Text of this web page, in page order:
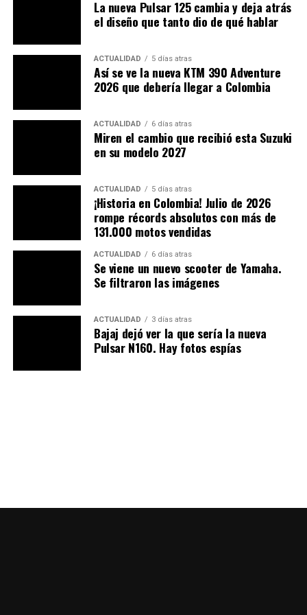
la plataforma del RUNT, se estaría exigiendo el SOAT
económica!
El SOAT es un seguro que se puede adquirir en línea,
pero cuando ya se tiene una matrícula asignada en el
RUNT. Lo que está sucediendo es que cómo no
tenemos placa registrada porque son motos nuevas,
hay que hacerlo directamente ante un distribuidor
situación que tendría en desespero a los comerciantes
La nueva Pulsar 125 cambia y deja atrás
el diseño que tanto dio de qué hablar
ACTUALIDAD 5 días atras
Así se ve la nueva KTM 390 Adventure
2026 que debería llegar a Colombia
ACTUALIDAD 6 días atras
Miren el cambio que recibió esta Suzuki
en su modelo 2027
ACTUALIDAD 5 días atras
¡Historia en Colombia! Julio de 2026
rompe récords absolutos con más de
131.000 motos vendidas
ACTUALIDAD 6 días atras
Se viene un nuevo scooter de Yamaha.
Se filtraron las imágenes
ACTUALIDAD 3 días atras
Bajaj dejó ver la que sería la nueva
Pulsar N160. Hay fotos espías